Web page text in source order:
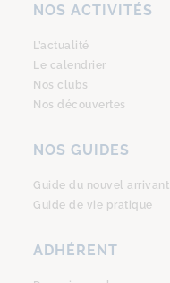
NOS ACTIVITÉS
L’actualité
Le calendrier
Nos clubs
Nos découvertes
NOS GUIDES
Guide du nouvel arrivant
Guide de vie pratique
ADHÉRENT